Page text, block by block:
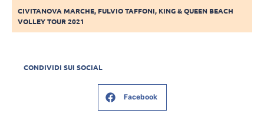
CIVITANOVA MARCHE, FULVIO TAFFONI, KING & QUEEN BEACH
VOLLEY TOUR 2021
CONDIVIDI SUI SOCIAL
Facebook